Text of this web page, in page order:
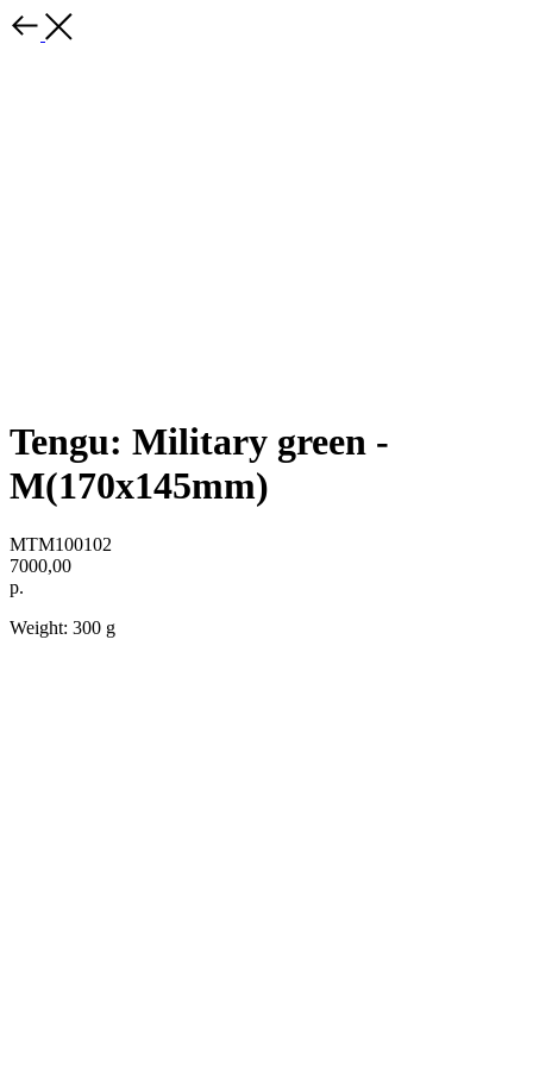
Tengu: Military green -
M(170x145mm)
MTM100102
7000,00
р.
Weight: 300 g